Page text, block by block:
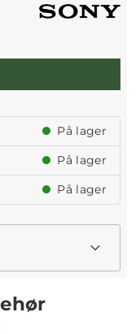
På lager
På lager
På lager